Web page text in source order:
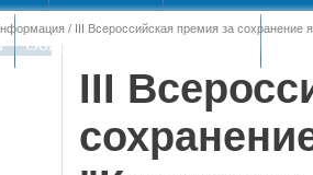
Общественные обсуждения
/ III Всероссийская премия за сохранение
III